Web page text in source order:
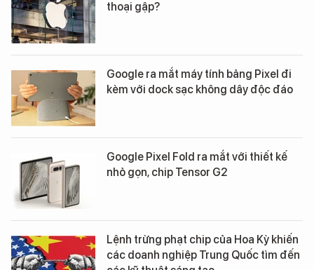
thoại gập?
Google ra mắt máy tính bảng Pixel đi
kèm với dock sạc không dây độc đáo
Google Pixel Fold ra mắt với thiết kế
nhỏ gọn, chip Tensor G2
Lệnh trừng phạt chip của Hoa Kỳ khiến
các doanh nghiệp Trung Quốc tìm đến